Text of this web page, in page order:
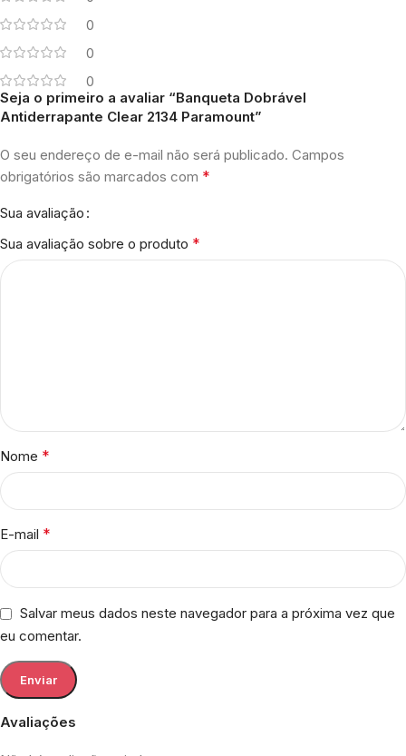
0
0
0
Avaliações
Seja o primeiro a avaliar “Banqueta Dobrável
Antiderrapante Clear 2134 Paramount”
O seu endereço de e-mail não será publicado. Campos
obrigatórios são marcados com *
Sua avaliação
Sua avaliação sobre o produto *
Nome *
E-mail *
Salvar meus dados neste navegador para a próxima vez que
eu comentar.